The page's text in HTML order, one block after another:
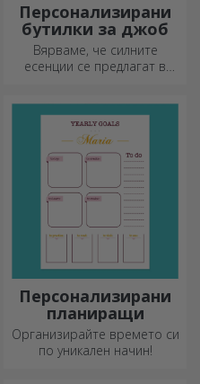
Персонализирани
бутилки за джоб
Вярваме, че силните
есенции се предлагат в
джобна бутилка?
Персонализирани
планиращи
Организирайте времето си
по уникален начин!